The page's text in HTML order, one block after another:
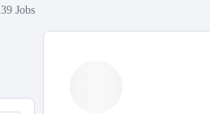
39 Jobs